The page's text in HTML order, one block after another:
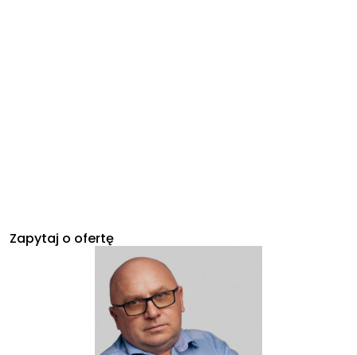
Zapytaj o ofertę